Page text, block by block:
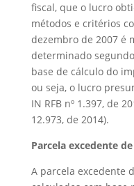
fiscal, que o lucro
métodos e critérios
dezembro de 2007 é
determinado
base de cálculo do
ou seja, o lucro
IN RFB nº 1.397, de
12.973, de 2014).
Parcela excedente
A parcela excedente